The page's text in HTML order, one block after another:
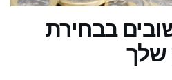
בבחירת